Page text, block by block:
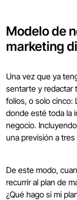
Modelo de
marketing
Una vez que ya
sentarte y redactar
folios, o solo cinco:
donde esté toda la
negocio.
una previsión a
De este modo,
recurrir al plan de
¿Qué hago si mi